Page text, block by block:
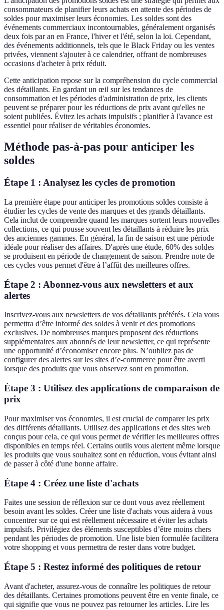
consommateurs de planifier leurs achats en attente des périodes de
soldes pour maximiser leurs économies. Les soldes sont des
événements commerciaux incontournables, généralement organisés
deux fois par an en France, l'hiver et l'été, selon la loi. Cependant,
des événements additionnels, tels que le Black Friday ou les ventes
privées, viennent s'ajouter à ce calendrier, offrant de nombreuses
occasions d'acheter à prix réduit.
Cette anticipation repose sur la compréhension du cycle commercial
des détaillants. En gardant un œil sur les tendances de
consommation et les périodes d'administration de prix, les clients
peuvent se préparer pour les réductions de prix avant qu'elles ne
soient publiées. Évitez les achats impulsifs ; planifier à l'avance est
essentiel pour réaliser de véritables économies.
Méthode pas-à-pas pour anticiper les
soldes
Étape 1 : Analysez les cycles de promotion
La première étape pour anticiper les promotions soldes consiste à
étudier les cycles de vente des marques et des grands détaillants.
Cela inclut de comprendre quand les marques sortent leurs nouvelles
collections, ce qui pousse souvent les détaillants à réduire les prix
des anciennes gammes. En général, la fin de saison est une période
idéale pour réaliser des affaires. D'après une étude, 60% des soldes
se produisent en période de changement de saison. Prendre note de
ces cycles vous permet d'être à l’affût des meilleures offres.
Étape 2 : Abonnez-vous aux newsletters et aux
alertes
Inscrivez-vous aux newsletters de vos détaillants préférés. Cela vous
permettra d’être informé des soldes à venir et des promotions
exclusives. De nombreuses marques proposent des réductions
supplémentaires aux abonnés de leur newsletter, ce qui représente
une opportunité d’économiser encore plus. N’oubliez pas de
configurer des alertes sur les sites d’e-commerce pour être averti
lorsque des produits que vous observez sont en promotion.
Étape 3 : Utilisez des applications de comparaison de
prix
Pour maximiser vos économies, il est crucial de comparer les prix
des différents détaillants. Utilisez des applications et des sites web
conçus pour cela, ce qui vous permet de vérifier les meilleures offres
disponibles en temps réel. Certains outils vous alertent même lorsque
les produits que vous souhaitez sont en réduction, vous évitant ainsi
de passer à côté d'une bonne affaire.
Étape 4 : Créez une liste d'achats
Faites une session de réflexion sur ce dont vous avez réellement
besoin avant les soldes. Créer une liste d'achats vous aidera à vous
concentrer sur ce qui est réellement nécessaire et éviter les achats
impulsifs. Privilégiez des éléments susceptibles d’être moins chers
pendant les périodes de promotion. Une liste bien formulée facilitera
votre shopping et vous permettra de rester dans votre budget.
Étape 5 : Restez informé des politiques de retour
Avant d'acheter, assurez-vous de connaître les politiques de retour
des détaillants. Certaines promotions peuvent être en vente finale, ce
qui signifie que vous ne pouvez pas retourner les articles. Lire les